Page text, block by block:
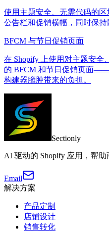
使用主题安全、无需代码的
公告栏和促销横幅，同时保持
BFCM 与节日促销页面
在 Shopify 上使用对主题安全
的 BFCM 和节日促销页面
构建器臃肿带来的负担。
Sectionly
AI 驱动的 Shopify 应用，帮助
Email
解决方案
产品定制
店铺设计
销售转化